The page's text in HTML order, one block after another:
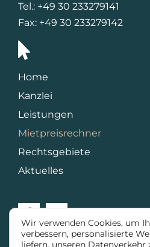
Tel.: +49 30 233279141
Fax: +49 30 233279142
Home
Kanzlei
Leistungen
Mietpreisrechner
Rechtsgebiete
Aktuelles
Wir verwenden Cookies, um
verbessern, personalisierte
liefern, unseren Datenverkehr